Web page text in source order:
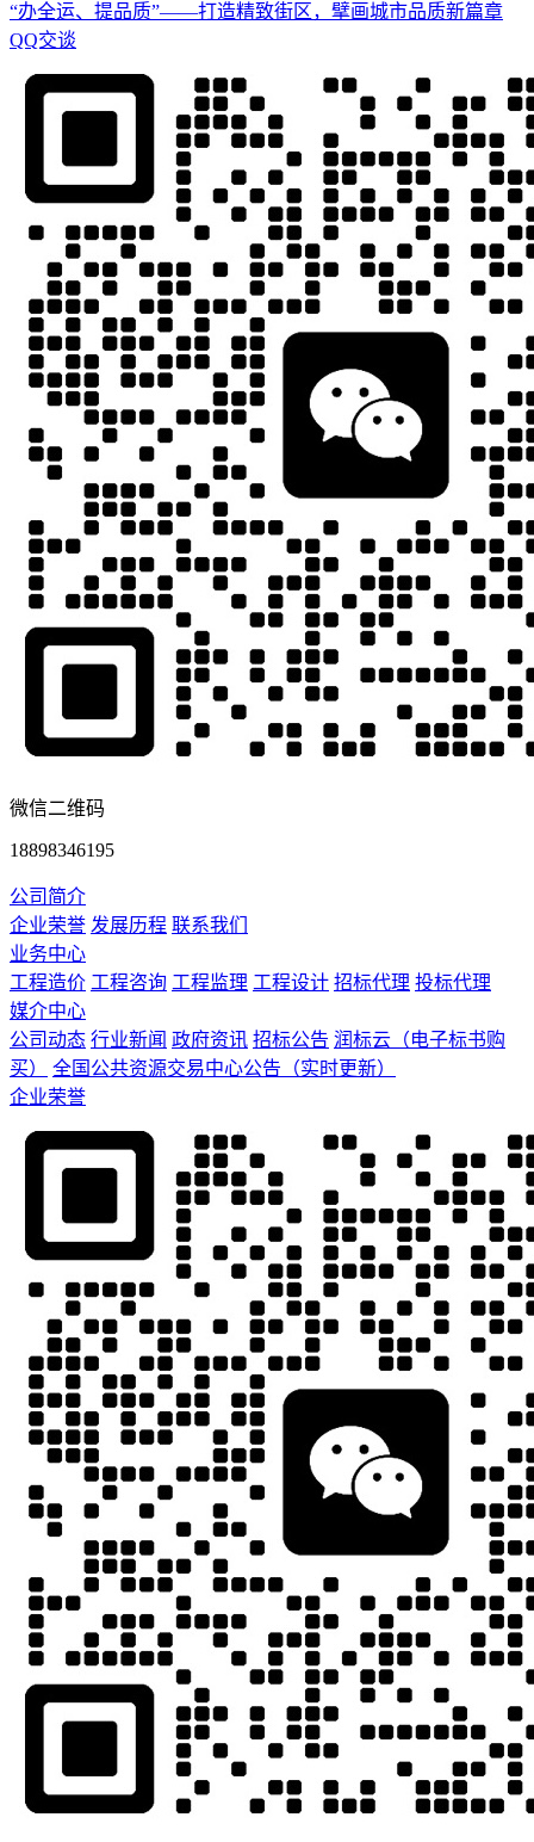
“办全运、提品质”——打造精致街区，擘画城市品质新篇章
QQ交谈
微信二维码
18898346195
公司简介
企业荣誉 发展历程 联系我们
业务中心
工程造价 工程咨询 工程监理 工程设计 招标代理 投标代理
媒介中心
公司动态 行业新闻 政府资讯 招标公告 润标云（电子标书购
买）
全国公共资源交易中心公告（实时更新）
企业荣誉